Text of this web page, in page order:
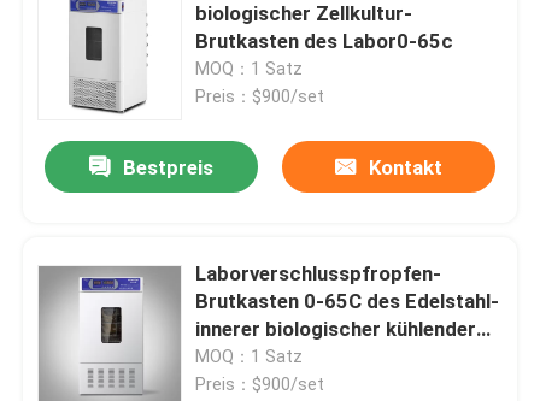
biologischer Zellkultur-
Brutkasten des Labor0-65c
MOQ：1 Satz
Preis：$900/set
Bestpreis Kontakt
Laborverschlusspfropfen-
Brutkasten 0-65C des Edelstahl-
innerer biologischer kühlender
Brutkasten-100L
MOQ：1 Satz
Preis：$900/set